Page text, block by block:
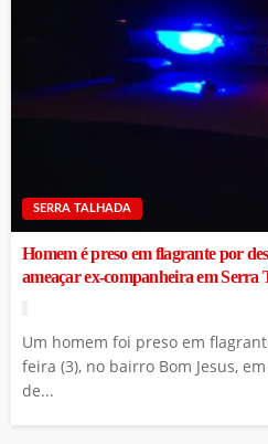
SERRA TALHADA
Homem é preso em flagrante por
ameaçar ex-companheira em Serra
Um homem foi preso em
feira (3), no bairro Bom Jesus,
de...